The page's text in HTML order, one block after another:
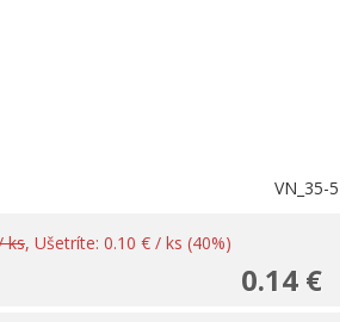
VN_35-5
ks, Ušetríte: 0.10 € / ks (40%)
0.14 €